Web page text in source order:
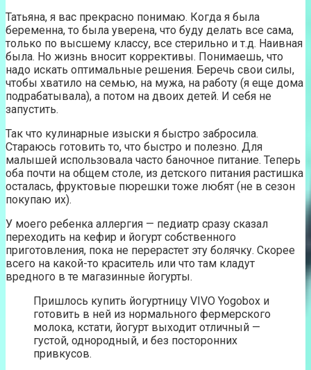
Татьяна, я вас прекрасно понимаю. Когда я была
беременна, то была уверена, что буду делать все сама,
только по высшему классу, все стерильно и т.д. Наивная
была. Но жизнь вносит коррективы. Понимаешь, что
надо искать оптимальные решения. Беречь свои силы,
чтобы хватило на семью, на мужа, на работу (я еще дома
подрабатывала), а потом на двоих детей. И себя не
запустить.
Так что кулинарные изыски я быстро забросила.
Стараюсь готовить то, что быстро и полезно. Для
малышей использовала часто баночное питание. Теперь
оба почти на общем столе, из детского питания растишка
осталась, фруктовые пюрешки тоже любят (не в сезон
покупаю их).
У моего ребенка аллергия — педиатр сразу сказал
переходить на кефир и йогурт собственного
приготовления, пока не перерастет эту болячку. Скорее
всего на какой-то краситель или что там кладут
вредного в те магазинные йогурты.
Пришлось купить йогуртницу VIVO Yogobox и
готовить в ней из нормального фермерского
молока, кстати, йогурт выходит отличный —
густой, однородный, и без посторонних
привкусов.